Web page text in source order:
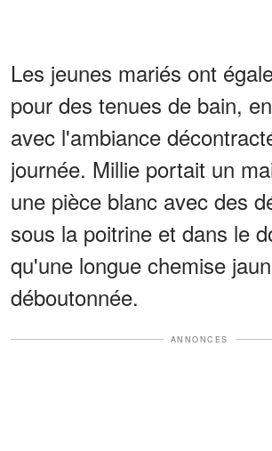
Les jeunes mariés ont
pour des tenues de bain,
avec l'ambiance
journée. Millie portait un
une pièce blanc avec des
sous la poitrine et dans le
qu'une longue chemise
déboutonnée.
ANNONCES